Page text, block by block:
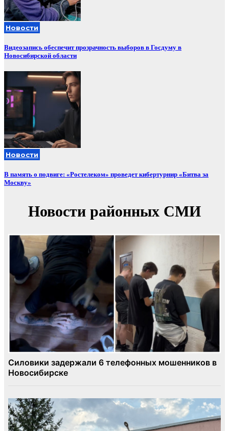
Новости
Видеозапись обеспечит прозрачность выборов в Госдуму в
Новосибирской области
Новости
В память о подвиге: «Ростелеком» проведет кибертурнир «Битва за
Москву»